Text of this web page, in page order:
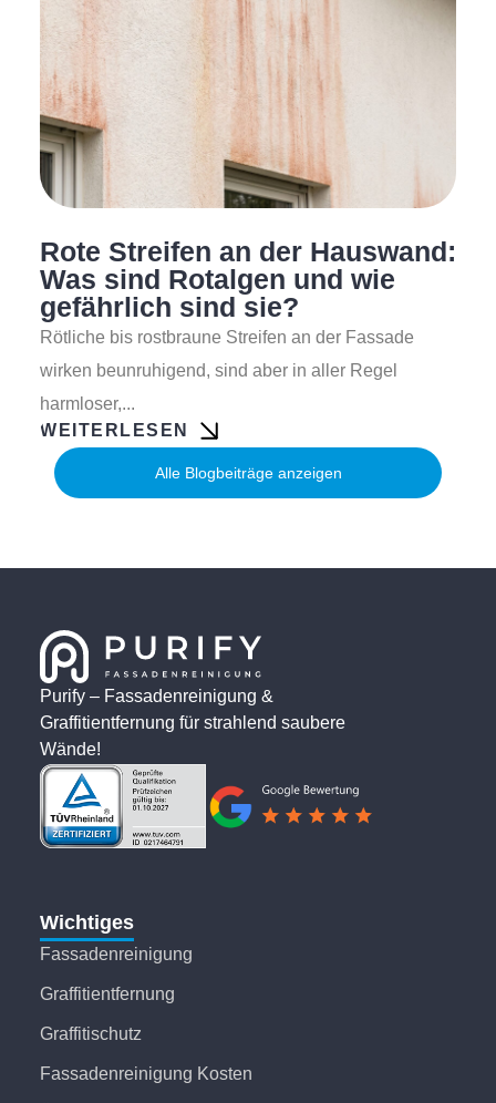
Rote Streifen an der Hauswand:
Was sind Rotalgen und wie
gefährlich sind sie?
Rötliche bis rostbraune Streifen an der Fassade
wirken beunruhigend, sind aber in aller Regel
harmloser,...
WEITERLESEN
Alle Blogbeiträge anzeigen
Purify – Fassadenreinigung &
Graffitientfernung für strahlend saubere
Wände!
Wichtiges
Fassadenreinigung
Graffitientfernung
Graffitischutz
Fassadenreinigung Kosten